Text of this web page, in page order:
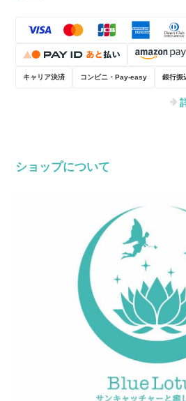
キャリア決済 コンビニ・Pay-easy 銀行振
ショップについて